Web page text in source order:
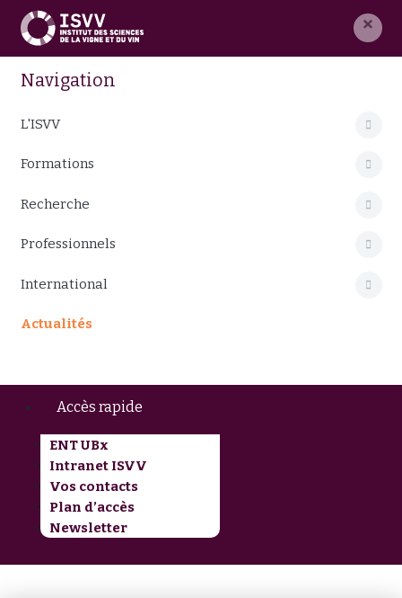
×
Navigation
L'ISVV
Formations
Recherche
Professionnels
International
Actualités
Accès rapide
ENT UBx
Intranet ISVV
Vos contacts
Plan d’accès
Newsletter